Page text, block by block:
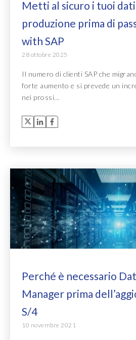
Metti al sicuro i tuoi
produzione prima di
with SAP
28 ottobre 2025
Il numero di clienti SAP che
forte aumento e si prevede un
nei prossi...
Perché è necessario
Manager prima
S/4
10 novembre 2021